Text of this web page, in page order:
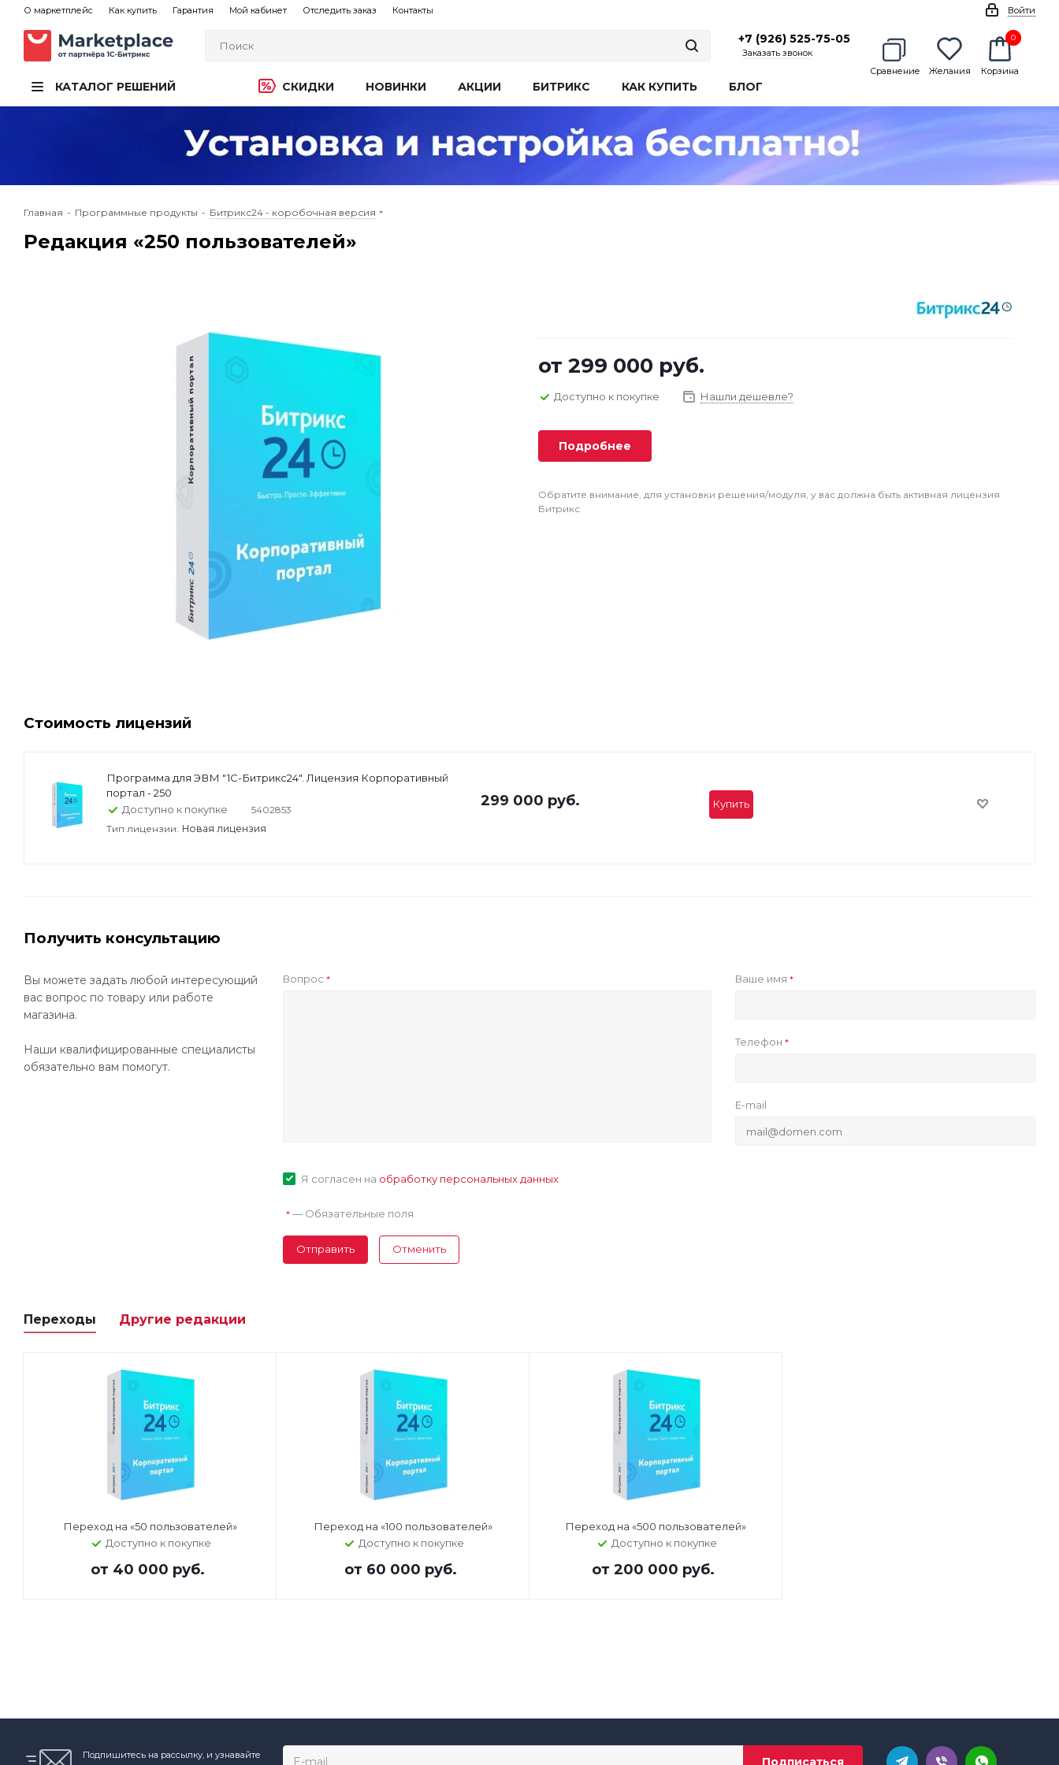
О маркетплейс Как купить Гарантия Мой кабинет Отследить заказ Контакты Войти
Сравнение Желания Корзина
0
0
+7 (926) 525-75-05
Заказать звонок
КАТАЛОГ РЕШЕНИЙ СКИДКИ НОВИНКИ АКЦИИ БИТРИКС КАК КУПИТЬ БЛОГ
Главная - Программные продукты - Битрикс24 - коробочная версия
Редакция «250 пользователей»
от 299 000 руб.
Доступно к покупке Нашли дешевле?
Подробнее
Обратите внимание, для установки решения/модуля, у вас должна быть активная лицензия
Битрикс
Стоимость лицензий
Программа для ЭВМ "1С-Битрикс24". Лицензия Корпоративный
портал - 250
Доступно к покупке
5402853
Тип лицензии: Новая лицензия
299 000 руб. Купить
Получить консультацию
Вы можете задать любой интересующий
вас вопрос по товару или работе
магазина.
Наши квалифицированные специалисты
обязательно вам помогут.
Вопрос * Ваше имя*
Телефон*
E-mail
Я согласен на обработку персональных данных
*— Обязательные поля
Отправить Отменить
Переходы Другие редакции
Переход на «50 пользователей»
Доступно к покупке
от 40 000 руб.
Переход на «100 пользователей»
Доступно к покупке
от 60 000 руб.
Переход на «500 пользователей»
Доступно к покупке
от 200 000 руб.
Подпишитесь на рассылку, и узнавайте